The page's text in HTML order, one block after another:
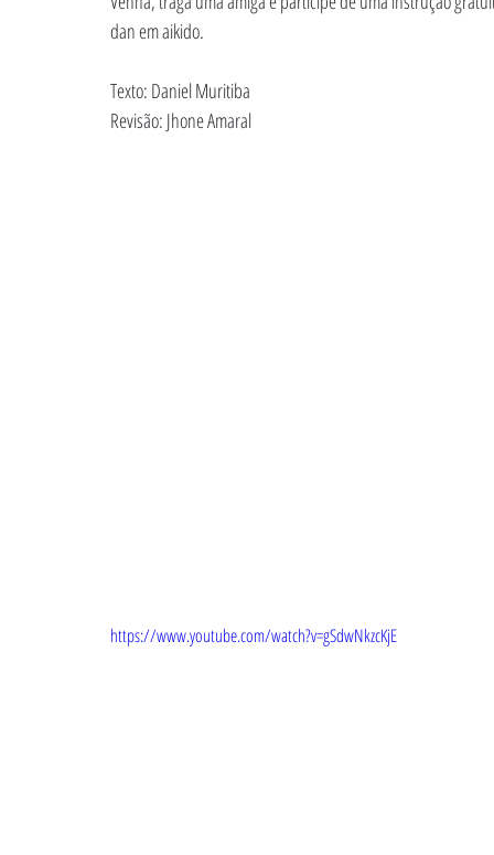
dan em aikido.
Texto: Daniel Muritiba
Revisão: Jhone Amaral
https://www.youtube.com/watch?v=gSdwNkzcKjE